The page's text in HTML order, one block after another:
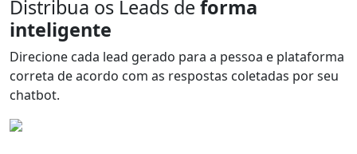
Distribua os Leads de forma
inteligente
Direcione cada lead gerado para a pessoa e plataforma
correta de acordo com as respostas coletadas por seu
chatbot.